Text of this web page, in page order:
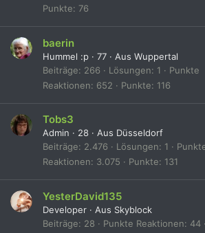
Punkte
76
baerin
Hummel :p · 77 · Aus Wuppertal
Beiträge
266 Lösungen 1
Punkte
Reaktionen
652 Punkte 116
Tobs3
Admin · 28 · Aus Düsseldorf
Beiträge
2.476 Lösungen 1
Reaktionen
3.075 Punkte 131
YesterDavid135
Developer · Aus Skyblock
Beiträge
28 Punkte Reaktionen
44